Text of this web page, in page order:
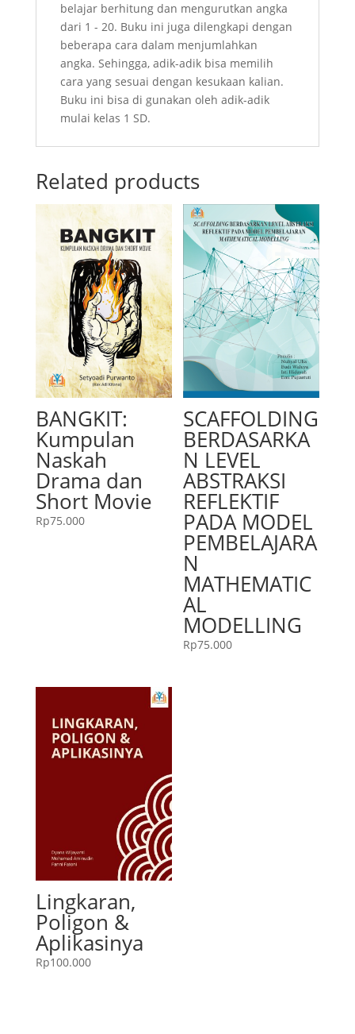
belajar berhitung dan mengurutkan angka
dari 1 - 20. Buku ini juga dilengkapi dengan
beberapa cara dalam menjumlahkan
angka. Sehingga, adik-adik bisa memilih
cara yang sesuai dengan kesukaan kalian.
Buku ini bisa di gunakan oleh adik-adik
mulai kelas 1 SD.
Related products
BANGKIT:
Kumpulan
Naskah
Drama dan
Short Movie
Rp75.000
SCAFFOLDING
BERDASARKA
N LEVEL
ABSTRAKSI
REFLEKTIF
PADA MODEL
PEMBELAJARA
N
MATHEMATIC
AL
MODELLING
Rp75.000
Lingkaran,
Poligon &
Aplikasinya
Rp100.000